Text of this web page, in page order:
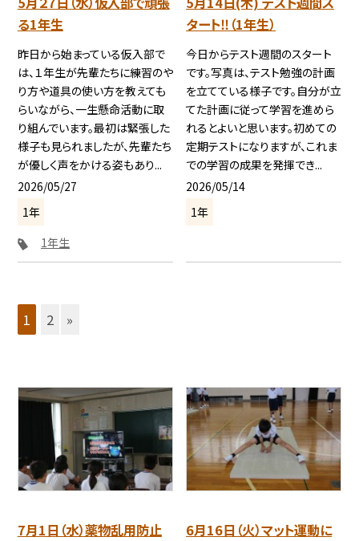
る1年生
昨日から始まっている仮入部で
は、１年生が先輩たちに練習のや
り方や道具の使い方を教えても
らいながら、一生懸命活動に取
り組んでいます。最初は緊張した
様子も見られましたが、先輩たち
が優しく声をかける姿もあり...
2026/05/27
1年
1年生
タート‼（1年生）
今日からテスト週間のスタート
です。写真は、テスト勉強の計画
を立てている様子です。自分が立
てた計画に従って学習を進めら
れるとよいと思います。初めての
定期テストになりますが、これま
での学習の成果を発揮でき...
2026/05/14
1年
1 2 »
7月1日（水）薬物乱用防止
6月16日（火）マット運動に